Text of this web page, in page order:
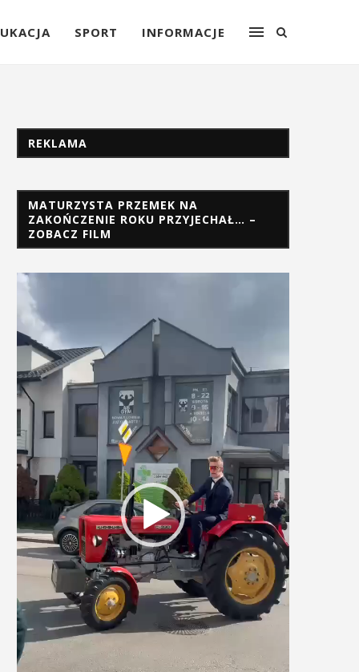
SPORT INFORMACJE
REKLAMA
MATURZYSTA PRZEMEK NA
ZAKOŃCZENIE ROKU PRZYJECHAŁ… –
ZOBACZ FILM
Odtwarzacz
video